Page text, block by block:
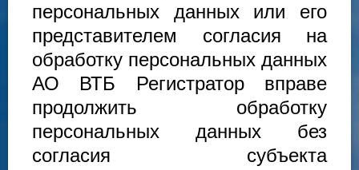
персональных данных или его
представителем согласия на
обработку персональных данных
АО ВТБ Регистратор вправе
продолжить обработку
персональных данных без
согласия субъекта